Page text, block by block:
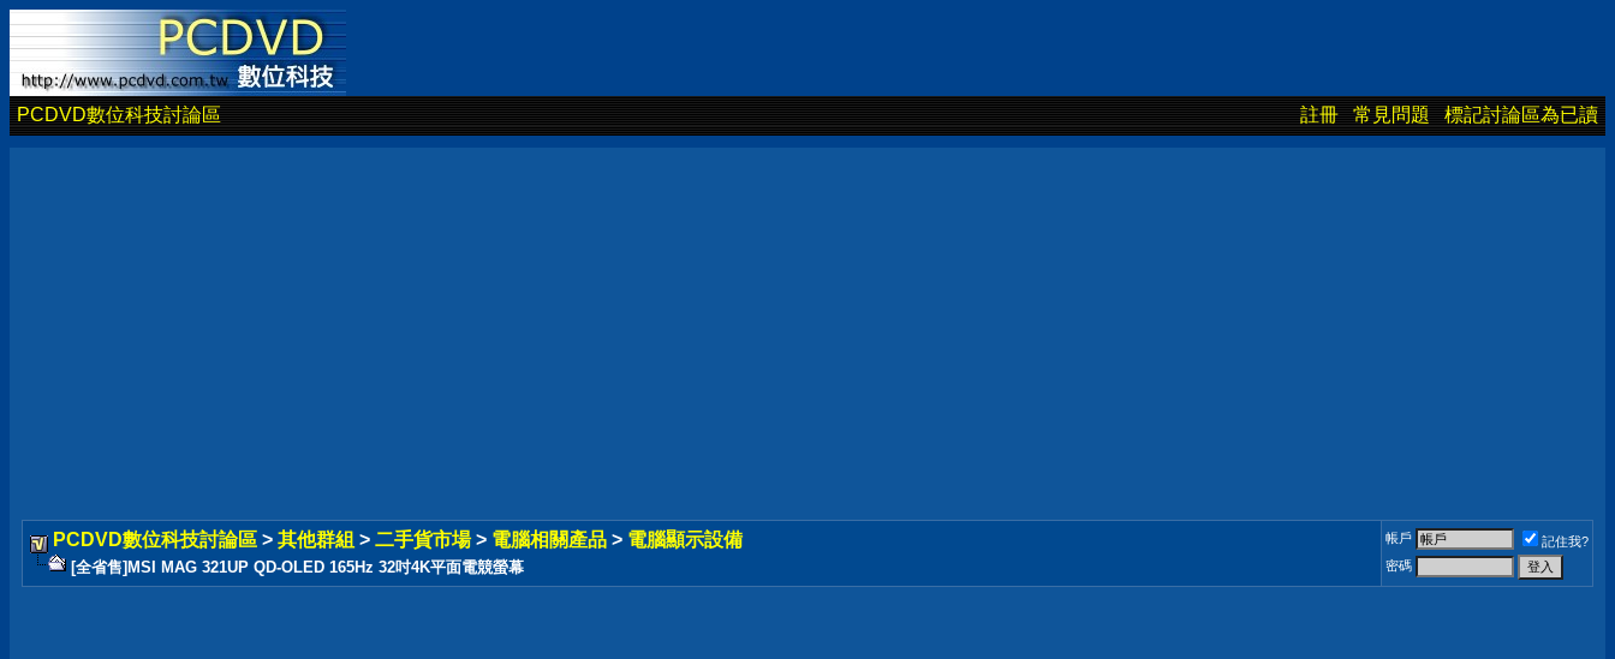
PCDVD數位科技討論區 註冊 常見問題 標記討論區為已讀
PCDVD數位科技討論區 > 其他群組 > 二手貨市場 > 電腦相關產品 > 電腦顯示設備
[全省售]MSI MAG 321UP QD-OLED 165Hz 32吋4K平面電競螢幕
帳戶
記住我?
密碼